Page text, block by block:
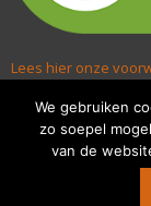
Lees hier onze
We gebruiken
zo soepel
van de